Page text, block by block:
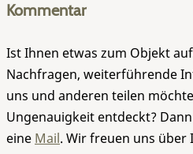
Kommentar
Ist Ihnen etwas zum Objekt
Nachfragen, weiterführende
uns und anderen teilen
Ungenauigkeit entdeckt?
eine Mail. Wir freuen uns über